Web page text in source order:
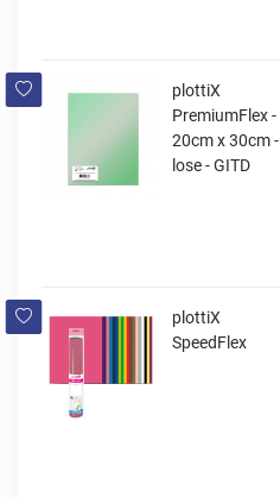
plottiX
PremiumFlex -
20cm x 30cm -
lose - GITD
plottiX
SpeedFlex